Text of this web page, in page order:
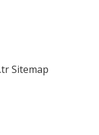
Sitemap